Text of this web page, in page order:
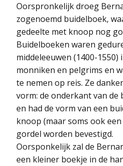
Oorspronkelijk droeg
zogenoemd buidelboek,
gedeelte met knoop nog
Buidelboeken waren
middeleeuwen (1400-
monniken en pelgrims en
te nemen op reis. Ze
vorm: de onderkant van de
en had de vorm van een
knoop (maar soms ook
gordel worden bevestigd.
Oorsponkelijk zal de
een kleiner boekje in de